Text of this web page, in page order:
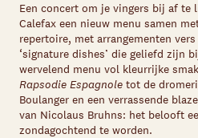
Een concert om je vingers bij af te
Calefax een nieuw menu samen
repertoire, met arrangementen
‘signature dishes’ die geliefd zijn
wervelend menu vol kleurrijke
Rapsodie Espagnole tot de
Boulanger en een verrassende
van Nicolaus Bruhns: het belooft
zondagochtend te worden.